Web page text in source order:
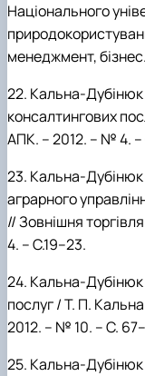
Національного
менеджмент,
22. Кальна-Дубінюк
консалтингових
АПК. – 2012. – № 4. –
23. Кальна-Дубінюк
аграрного
// Зовнішня
4. – С.19–23.
24. Кальна-Дубінюк
послуг / Т. П.
2012. – № 10. – С.
25. Кальна-Дубінюк